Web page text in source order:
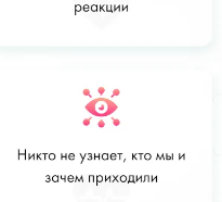
Заказать